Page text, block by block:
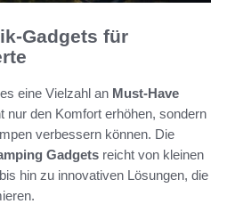
Gadgets für
eine Vielzahl an Must-Have
nur den Komfort erhöhen, sondern
verbessern können. Die
Gadgets reicht von kleinen
hin zu innovativen Lösungen, die